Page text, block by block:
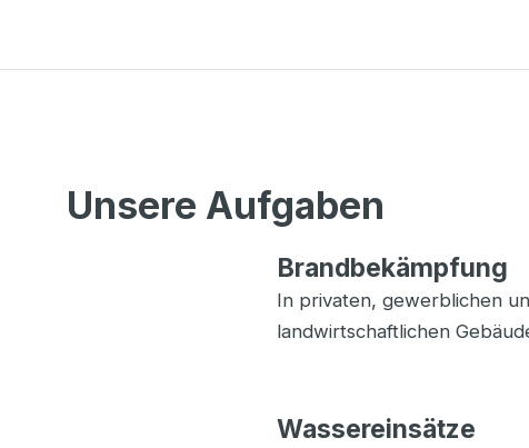
Unsere Aufgaben
Brandbekämpfung
In privaten, gewerblichen
landwirtschaftlichen
Wassereinsätze